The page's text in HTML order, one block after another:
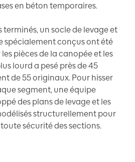
en béton temporaires.
terminés, un socle de levage et
spécialement conçus ont été
pièces de la canopée et les
lourd a pesé près de 45
de 55 originaux. Pour hisser
segment, une équipe
des plans de levage et les
structurellement pour
sécurité des sections.